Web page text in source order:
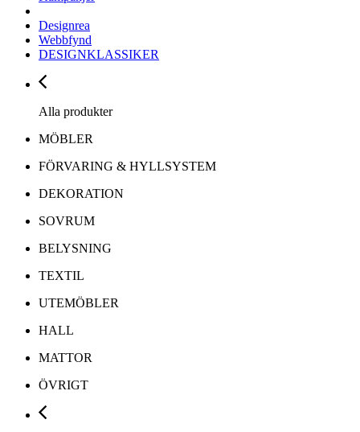
Designrea
Webbfynd
DESIGNKLASSIKER
Alla produkter
MÖBLER
FÖRVARING & HYLLSYSTEM
DEKORATION
SOVRUM
BELYSNING
TEXTIL
UTEMÖBLER
HALL
MATTOR
ÖVRIGT